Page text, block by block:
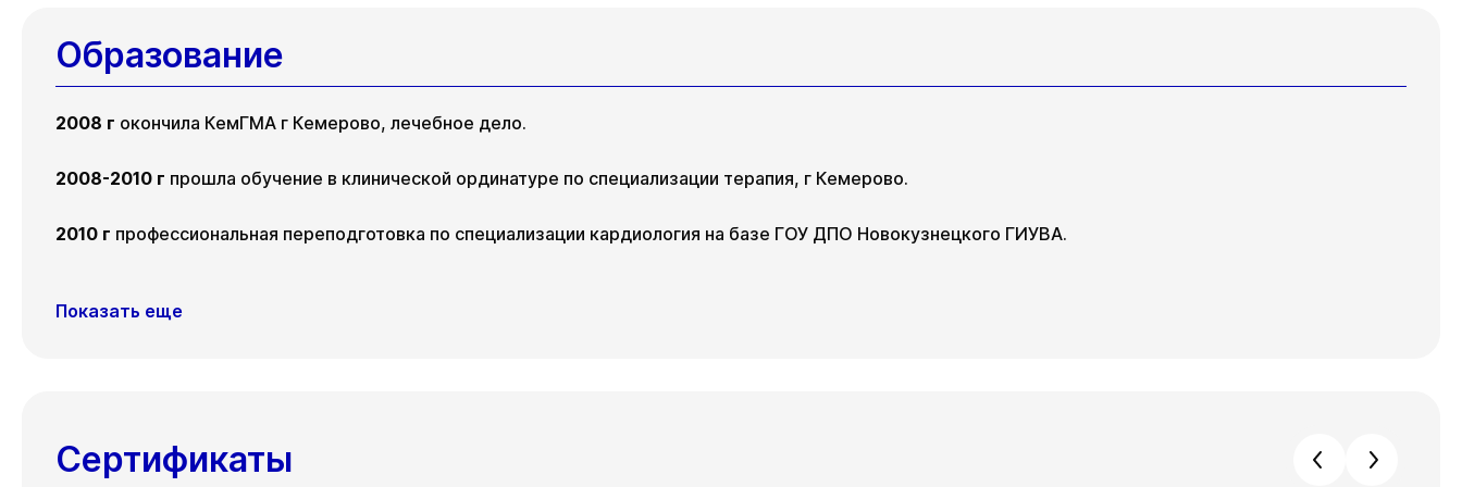
Образование
2008 г окончила КемГМА г Кемерово, лечебное дело.
2008-2010 г прошла обучение в клинической ординатуре по специализации терапия, г Кемерово.
2010 г профессиональная переподготовка по специализации кардиология на базе ГОУ ДПО Новокузнецкого ГИУВА.
Показать еще
Сертификаты